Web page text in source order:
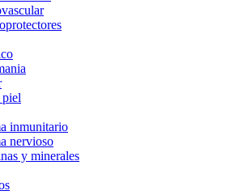
inmunitario
nervioso
y minerales